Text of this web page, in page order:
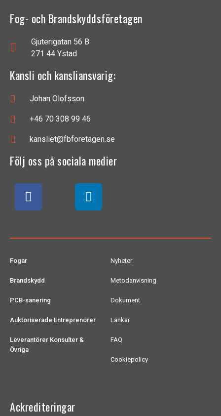
Fog- och Brandskyddsföretagen
Gjuterigatan 56 B
271 44 Ystad
Kansli och kansliansvarig:
Johan Olofsson
+46 70 308 99 46
kansliet@fbforetagen.se
Följ oss på sociala medier
Fogar
Brandskydd
PCB-sanering
Auktoriserade Entreprenörer
Leverantörer Konsulter &
Övriga
Nyheter
Metodanvisning
Dokument
Länkar
FAQ
Cookiepolicy
Ackrediteringar